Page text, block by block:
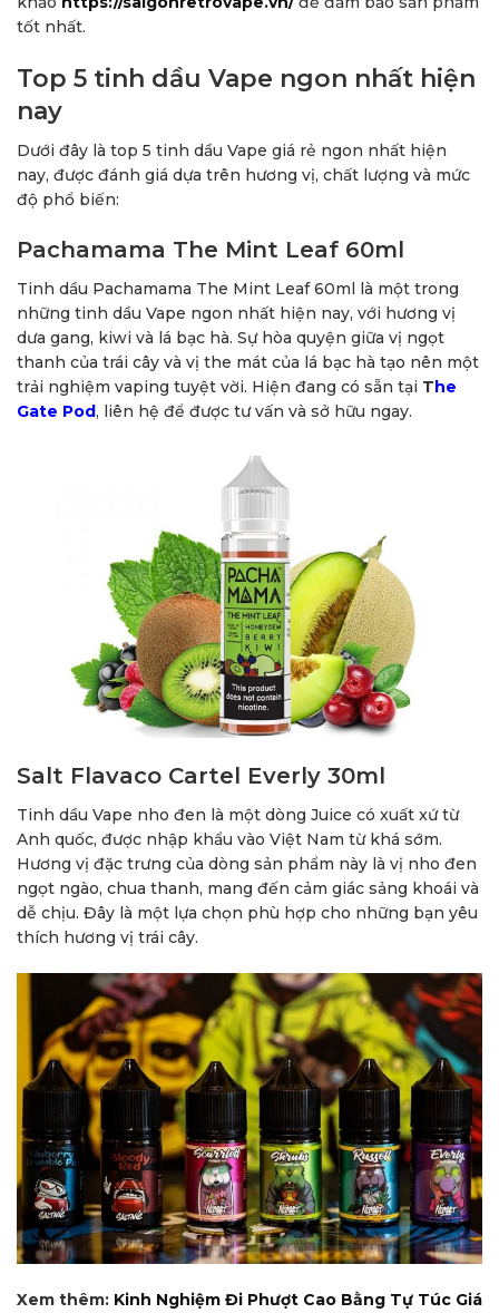
tốt nhất.
Top 5 tinh dầu Vape ngon nhất hiện
nay
Dưới đây là top 5 tinh dầu Vape giá rẻ ngon nhất hiện
nay, được đánh giá dựa trên hương vị, chất lượng và mức
độ phổ biến:
Pachamama The Mint Leaf 60ml
Tinh dầu Pachamama The Mint Leaf 60ml là một trong
những tinh dầu Vape ngon nhất hiện nay, với hương vị
dưa gang, kiwi và lá bạc hà. Sự hòa quyện giữa vị ngọt
thanh của trái cây và vị the mát của lá bạc hà tạo nên một
trải nghiệm vaping tuyệt vời. Hiện đang có sẵn tại The
Gate Pod, liên hệ để được tư vấn và sở hữu ngay.
Salt Flavaco Cartel Everly 30ml
Tinh dầu Vape nho đen là một dòng Juice có xuất xứ từ
Anh quốc, được nhập khẩu vào Việt Nam từ khá sớm.
Hương vị đặc trưng của dòng sản phẩm này là vị nho đen
ngọt ngào, chua thanh, mang đến cảm giác sảng khoái và
dễ chịu. Đây là một lựa chọn phù hợp cho những bạn yêu
thích hương vị trái cây.
Xem thêm: Kinh Nghiệm Đi Phượt Cao Bằng Tự Túc Giá